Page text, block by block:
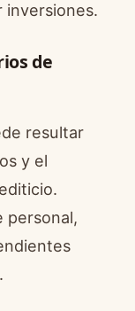
inversiones.
de
resultar
y el
personal,